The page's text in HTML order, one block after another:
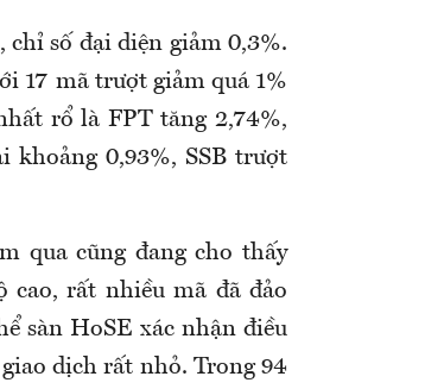
số đại diện giảm 0,3%.
17 mã trượt giảm quá 1%
rổ là FPT tăng 2,74%,
khoảng 0,93%, SSB trượt
qua cũng đang cho thấy
rất nhiều mã đã đảo
sàn HoSE xác nhận điều
dịch rất nhỏ. Trong 94